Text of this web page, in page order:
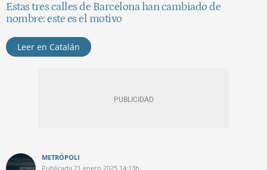
Estas tres calles de Barcelona han cambiado de
nombre: este es el motivo
Leer en Catalán
METRÓPOLI
Publicada 21 enero 2025 14:13h